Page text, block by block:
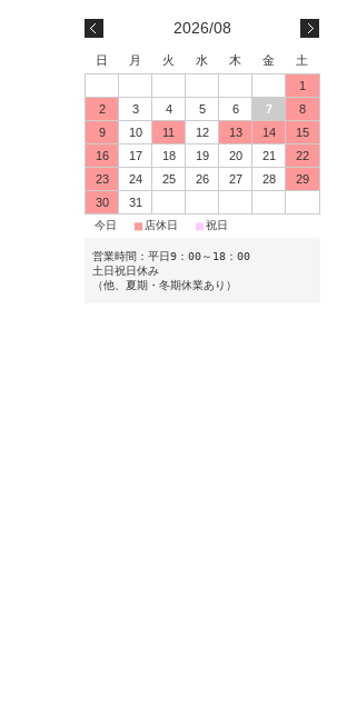
2026/08
日 月 火 水 木 金
土
1
2
3 4 5 6 7
8
9
10 11 12 13 14
15
16
17 18 19 20 21
22
23
24 25 26 27 28
29
30
31
今日 ■ 店休日 ■ 祝日
営業時間：平日9：00～18：00
土日祝日休み
（他、夏期・冬期休業あり）